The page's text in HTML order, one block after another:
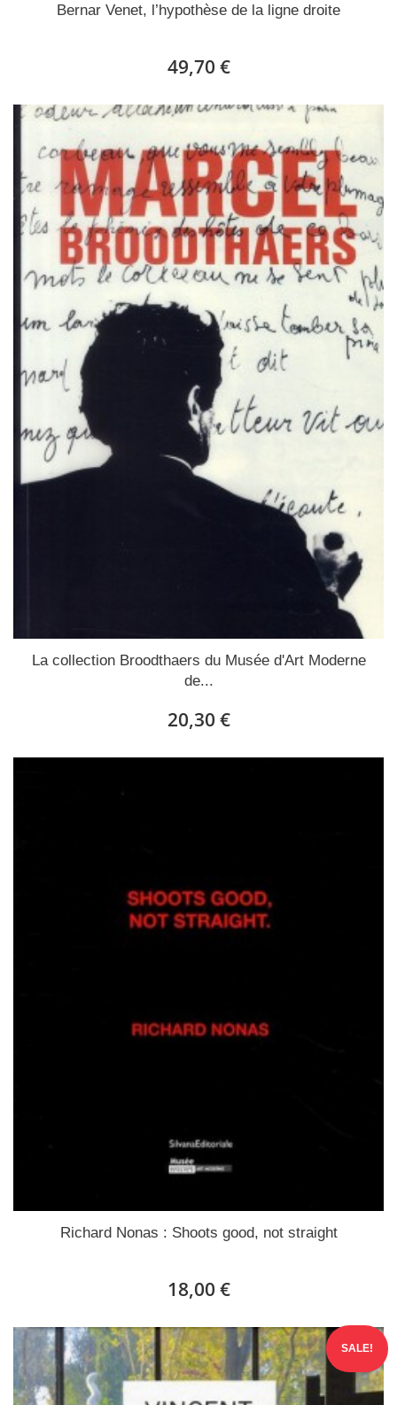
Bernar Venet, l’hypothèse de la ligne droite
49,70 €
La collection Broodthaers du Musée d'Art Moderne
de...
20,30 €
Richard Nonas : Shoots good, not straight
18,00 €
SALE!